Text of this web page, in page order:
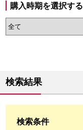
購入時期を選択する
検索結果
検索条件